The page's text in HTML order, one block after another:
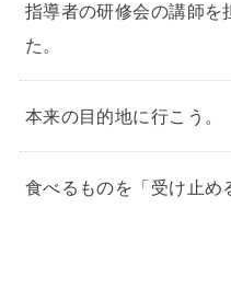
指導者の研修会の講師を
た。
本来の目的地に行こう。
食べるものを「受け止め